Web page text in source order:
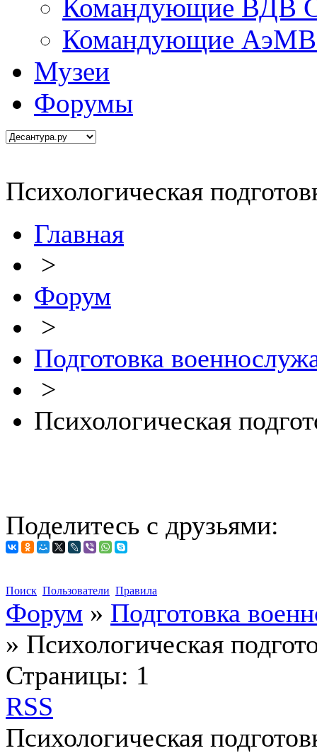
Командующие ВДВ
Командующие АэМВ
Музеи
Форумы
Психологическая
Главная
>
Форум
>
Подготовка
>
Психологическая
Поделитесь с друзьями:
Поиск Пользователи Правила
Форум » Подготовка
» Психологическая
Страницы: 1
RSS
Психологическая